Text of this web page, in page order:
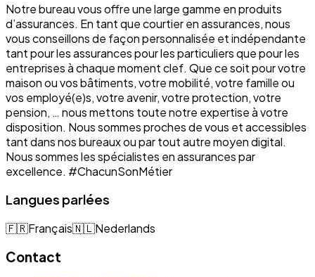
Notre bureau vous offre une large gamme en produits
d’assurances. En tant que courtier en assurances, nous
vous conseillons de façon personnalisée et indépendante
tant pour les assurances pour les particuliers que pour les
entreprises à chaque moment clef. Que ce soit pour votre
maison ou vos bâtiments, votre mobilité, votre famille ou
vos employé(e)s, votre avenir, votre protection, votre
pension, … nous mettons toute notre expertise à votre
disposition. Nous sommes proches de vous et accessibles
tant dans nos bureaux ou par tout autre moyen digital.
Nous sommes les spécialistes en assurances par
excellence. #ChacunSonMétier
Langues parlées
🇫🇷Français🇳🇱Nederlands
Contact